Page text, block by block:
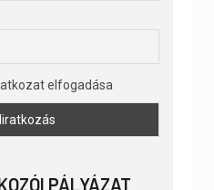
elfogadása
PÁLYÁZAT